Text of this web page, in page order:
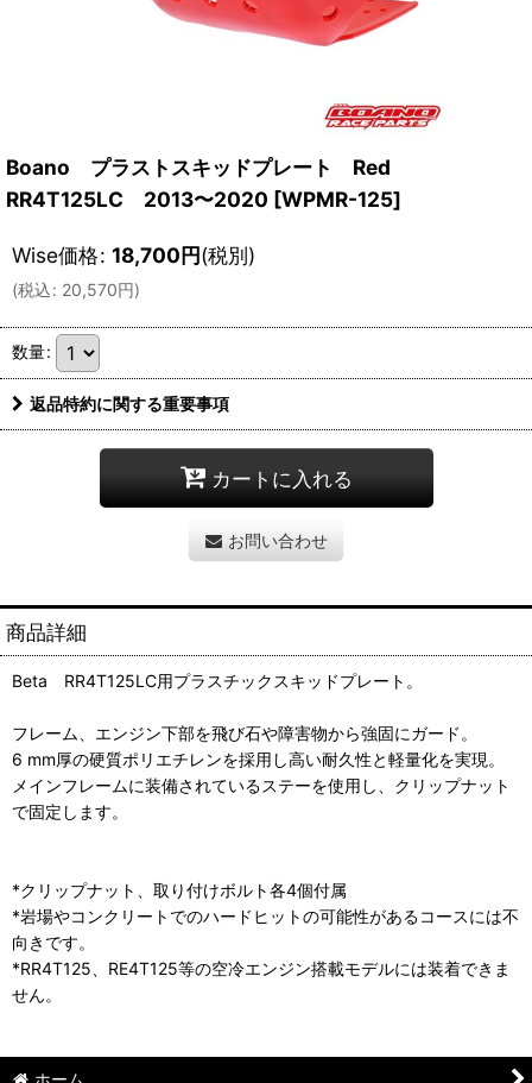
Boano プラストスキッドプレート Red
RR4T125LC 2013〜2020 [WPMR-125]
Wise価格: 18,700円(税別)
(税込: 20,570円)
数量:
返品特約に関する重要事項
カートに入れる
お問い合わせ
商品詳細
Beta RR4T125LC用プラスチックスキッドプレート。
フレーム、エンジン下部を飛び石や障害物から強固にガード。
6 mm厚の硬質ポリエチレンを採用し高い耐久性と軽量化を実現。
メインフレームに装備されているステーを使用し、クリップナット
で固定します。
*クリップナット、取り付けボルト各4個付属
*岩場やコンクリートでのハードヒットの可能性があるコースには不
向きです。
*RR4T125、RE4T125等の空冷エンジン搭載モデルには装着できま
せん。
ホーム